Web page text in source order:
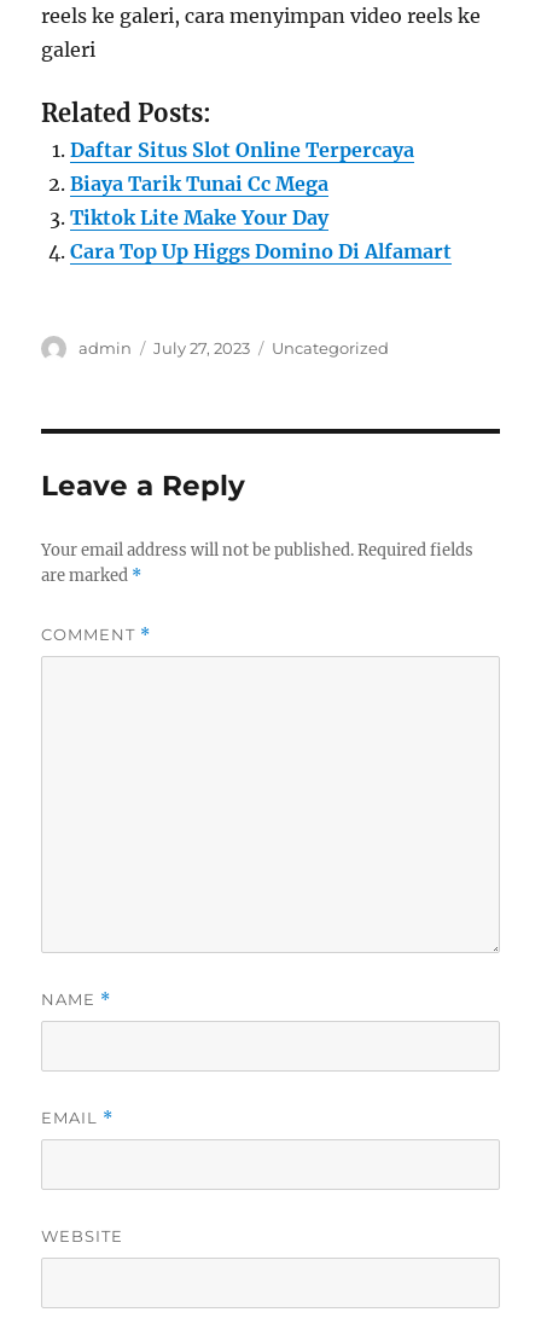
reels ke galeri, cara menyimpan video reels ke
galeri
Related Posts:
Daftar Situs Slot Online Terpercaya
Biaya Tarik Tunai Cc Mega
Tiktok Lite Make Your Day
Cara Top Up Higgs Domino Di Alfamart
Author
admin
Posted
July 27, 2023 Categories
Uncategorized
Leave a Reply
Your email address will not be published. Required fields
are marked *
COMMENT *
NAME *
EMAIL *
WEBSITE